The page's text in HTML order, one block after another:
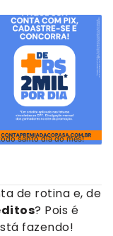
santo dia do mês!
de rotina e, de
? Pois é
fazendo!